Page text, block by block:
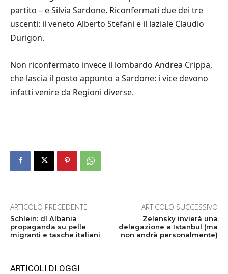
partito – e Silvia Sardone. Riconfermati due dei tre
uscenti: il veneto Alberto Stefani e il laziale Claudio
Durigon.
Non riconfermato invece il lombardo Andrea Crippa,
che lascia il posto appunto a Sardone: i vice devono
infatti venire da Regioni diverse.
ARTICOLO PRECEDENTE
Schlein: dl Albania
propaganda su pelle
migranti e tasche italiani
ARTICOLO SUCCESSIVO
Zelensky invierà una
delegazione a Istanbul (ma
non andrà personalmente)
ARTICOLI DI OGGI